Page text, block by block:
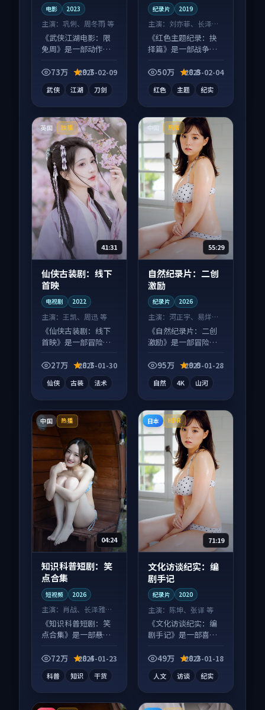
电影 2023
主演： 巩俐、周冬雨 等
《武侠江湖电影：限
免周》是一部动作向
齐全，观感爽快不拖
73万 9.7
2025-02-09
武侠 江湖 刀剑
纪录片 2019
主演： 刘亦菲、长泽雅
美 等
《红色主题纪录：抉
择篇》是一部战争向
屏端观看，细节更丰
50万 8.8
2025-02-04
红色 主题 纪实
英国 独播
41:31
仙侠古装剧：线下
首映
电视剧 2022
主演： 王凯、周迅 等
《仙侠古装剧：线下
首映》是一部冒险向
成长为内核，情感戏
27万 8.7
2025-01-30
仙侠 古装 法术
中国 热播
55:29
自然纪录片：二创
激励
纪录片 2026
主演： 河正宇、易烊千
玺 等
《自然纪录片：二创
激励》是一部冒险向
论度高，适合配弹幕
95万 9.0
2025-01-28
自然 4K 山河
中国 热播
04:24
知识科普短剧：笑
点合集
短视频 2026
主演： 肖战、长泽雅美
等
《知识科普短剧：笑
点合集》是一部悬疑
讨论度高，适合配弹
72万 8.4
2025-01-23
科普 知识 干货
日本 HDR
71:19
文化访谈纪实：编
剧手记
纪录片 2020
主演： 陈坤、张译 等
《文化访谈纪实：编
剧手记》是一部喜剧
紧凑信息量大，适合
49万 8.2
2025-01-18
人文 访谈 纪实